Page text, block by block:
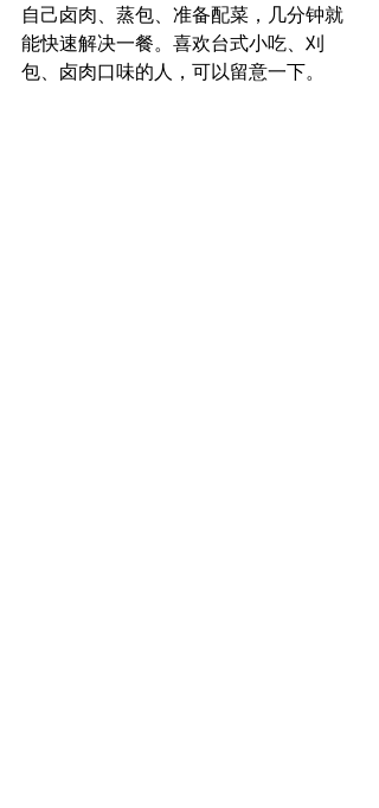
自己卤肉、蒸包、准备配菜，几分钟就
能快速解决一餐。喜欢台式小吃、刈
包、卤肉口味的人，可以留意一下。